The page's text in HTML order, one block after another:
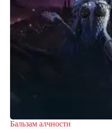
Бальзам алчности